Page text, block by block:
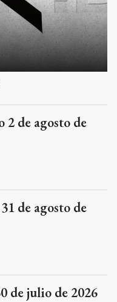
2 de agosto de
de agosto de
de julio de 2026